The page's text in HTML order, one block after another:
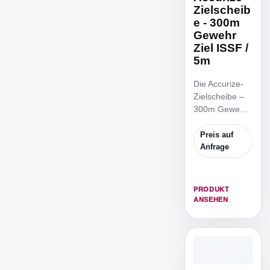
Zielscheib
e - 300m
Gewehr
Ziel ISSF /
5m
Die Accurize-
Zielscheibe –
300m Gewehr
ist die
reduzierte
ISSF
um von 5m
Distanz zu
Preis auf
Anfrage
PRODUKT
ANSEHEN